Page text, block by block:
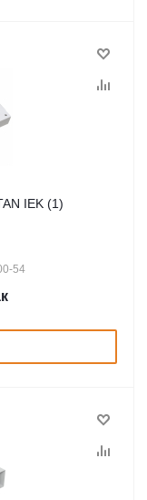
IEK (1)
54